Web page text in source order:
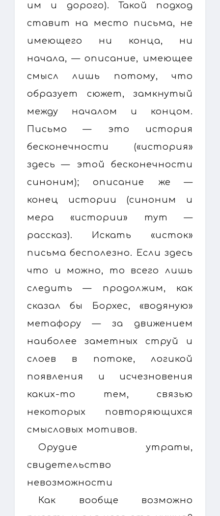
им и дорого). Такой подход
ставит на место письма, не
имеющего ни конца, ни
начала, — описание, имеющее
смысл лишь потому, что
образует сюжет, замкнутый
между началом и концом.
Письмо — это история
бесконечности («история»
здесь — этой бесконечности
синоним); описание же —
конец истории (синоним и
мера «истории» тут —
рассказ). Искать «исток»
письма бесполезно. Если здесь
что и можно, то всего лишь
следить — продолжим, как
сказал бы Борхес, «водяную»
метафору — за движением
наиболее заметных струй и
слоев в потоке, логикой
появления и исчезновения
каких-то тем, связью
некоторых повторяющихся
смысловых мотивов.
Орудие утраты,
свидетельство
невозможности
Как вообще возможно